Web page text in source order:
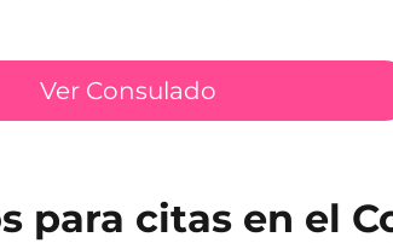
Ver Consulado
para citas en el